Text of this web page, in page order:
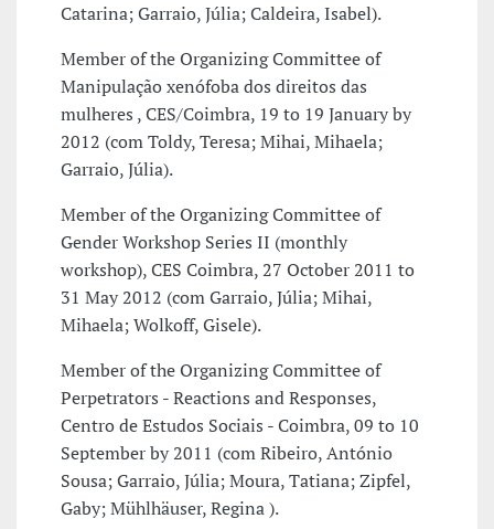
Catarina; Garraio, Júlia; Caldeira, Isabel).
Member of the Organizing Committee of
Manipulação xenófoba dos direitos das
mulheres , CES/Coimbra, 19 to 19 January by
2012 (com Toldy, Teresa; Mihai, Mihaela;
Garraio, Júlia).
Member of the Organizing Committee of
Gender Workshop Series II (monthly
workshop), CES Coimbra, 27 October 2011 to
31 May 2012 (com Garraio, Júlia; Mihai,
Mihaela; Wolkoff, Gisele).
Member of the Organizing Committee of
Perpetrators - Reactions and Responses,
Centro de Estudos Sociais - Coimbra, 09 to 10
September by 2011 (com Ribeiro, António
Sousa; Garraio, Júlia; Moura, Tatiana; Zipfel,
Gaby; Mühlhäuser, Regina ).